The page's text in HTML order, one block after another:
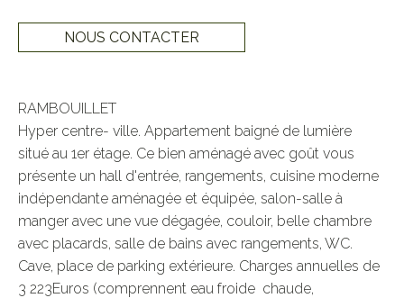
NOUS CONTACTER
RAMBOUILLET
Hyper centre- ville. Appartement baigné de lumière
situé au 1er étage. Ce bien aménagé avec goût vous
présente un hall d'entrée, rangements, cuisine moderne
indépendante aménagée et équipée, salon-salle à
manger avec une vue dégagée, couloir, belle chambre
avec placards, salle de bains avec rangements, WC.
Cave, place de parking extérieure. Charges annuelles de
3 223Euros (comprennent eau froide  chaude,